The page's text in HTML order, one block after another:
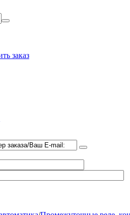
заказ